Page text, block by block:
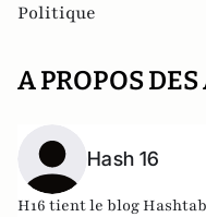
Politique
A PROPOS
Hash 16
H16 tient le blog